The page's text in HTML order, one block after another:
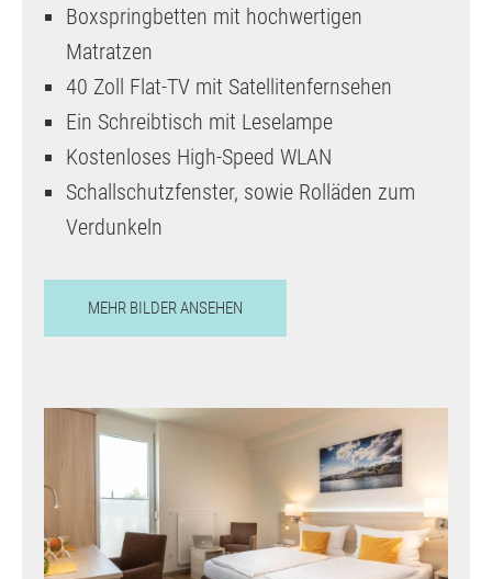
Boxspringbetten mit hochwertigen
Matratzen
40 Zoll Flat-TV mit Satellitenfernsehen
Ein Schreibtisch mit Leselampe
Kostenloses High-Speed WLAN
Schallschutzfenster, sowie Rolläden zum
Verdunkeln
MEHR BILDER ANSEHEN